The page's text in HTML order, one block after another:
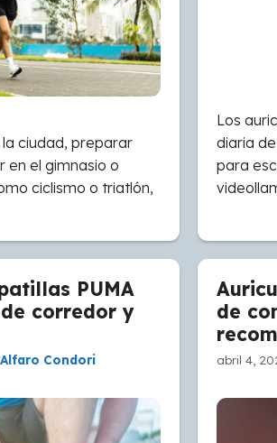
ciudad, preparar
en el gimnasio o
ciclismo o triatlón,
Los
diaria
para
PUMA
corredor y
Condori
de
abril 4,